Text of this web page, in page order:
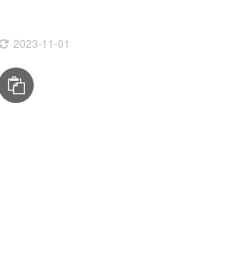
2023-11-01